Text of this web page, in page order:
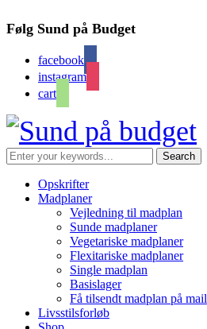
Følg Sund på Budget
facebook
instagram
cart
Opskrifter
Madplaner
Vejledning til madplan
Sunde madplaner
Vegetariske madplaner
Flexitariske madplaner
Single madplan
Basislager
Få tilsendt madplan på mail
Livsstilsforløb